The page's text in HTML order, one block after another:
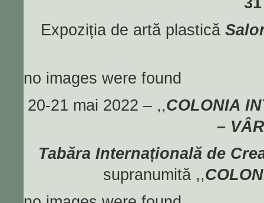
Expoziția de artă plastică
no images were found
20-21 mai 2022 – ,,COLONIA
–
Tabăra Internațională de
supranumită ,,